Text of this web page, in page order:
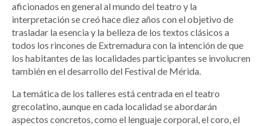
aficionados en general al mundo del teatro y la
interpretación se creó hace diez años con el objetivo de
trasladar la esencia y la belleza de los textos clásicos a
todos los rincones de Extremadura con la intención de que
los habitantes de las localidades participantes se involucren
también en el desarrollo del Festival de Mérida.
La temática de los talleres está centrada en el teatro
grecolatino, aunque en cada localidad se abordarán
aspectos concretos, como el lenguaje corporal, el coro, el